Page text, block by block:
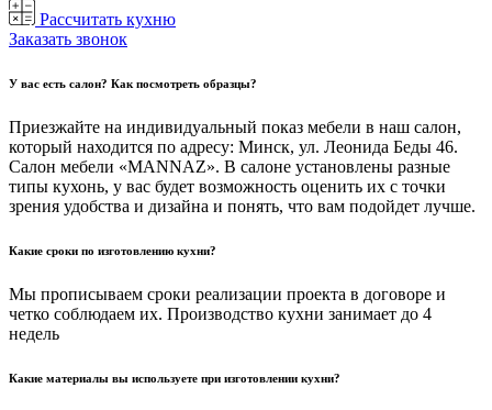
Рассчитать кухню
Заказать звонок
У вас есть салон? Как посмотреть образцы?
Приезжайте на индивидуальный показ мебели в наш салон,
который находится по адресу: Минск, ул. Леонида Беды 46.
Салон мебели «MANNAZ». В салоне установлены разные
типы кухонь, у вас будет возможность оценить их с точки
зрения удобства и дизайна и понять, что вам подойдет лучше.
Какие сроки по изготовлению кухни?
Мы прописываем сроки реализации проекта в договоре и
четко соблюдаем их. Производство кухни занимает до 4
недель
Какие материалы вы используете при изготовлении кухни?